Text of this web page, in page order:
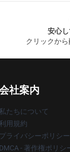
安心
クリックか
社案内
私たちについて
用規約
プライバシーポリシー
DMCA - 著作権ポリシ